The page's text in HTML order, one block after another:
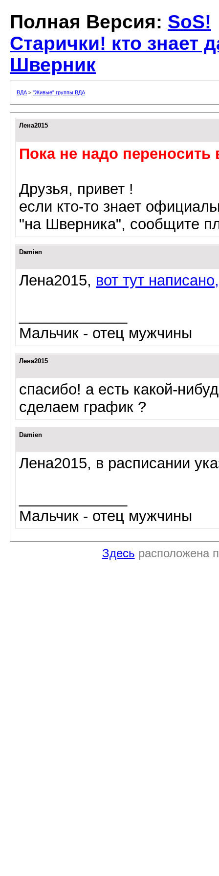
Полная Версия: SoS!
Старички! кто знает
Шверник
ВДА > "Живые" группы ВДА
Лена2015
Пока не надо переносить
Друзья, привет !
если кто-то знает
"на Шверника", сообщите
Damien
Лена2015, вот тут
Мальчик - отец мужчины
Лена2015
спасибо! а есть какой-
сделаем график ?
Damien
Лена2015, в расписании
Мальчик - отец мужчины
Здесь расположена